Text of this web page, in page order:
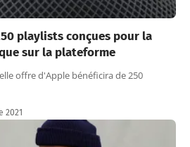
playlists conçues pour la
sur la plateforme
offre d'Apple bénéficira de 250
2021